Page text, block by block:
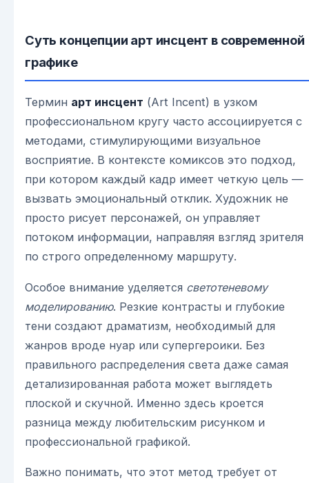
Суть концепции арт инсцент в современной
графике
Термин арт инсцент (Art Incent) в узком
профессиональном кругу часто ассоциируется с
методами, стимулирующими визуальное
восприятие. В контексте комиксов это подход,
при котором каждый кадр имеет четкую цель —
вызвать эмоциональный отклик. Художник не
просто рисует персонажей, он управляет
потоком информации, направляя взгляд зрителя
по строго определенному маршруту.
Особое внимание уделяется светотеневому
моделированию. Резкие контрасты и глубокие
тени создают драматизм, необходимый для
жанров вроде нуар или супергероики. Без
правильного распределения света даже самая
детализированная работа может выглядеть
плоской и скучной. Именно здесь кроется
разница между любительским рисунком и
профессиональной графикой.
Важно понимать, что этот метод требует от